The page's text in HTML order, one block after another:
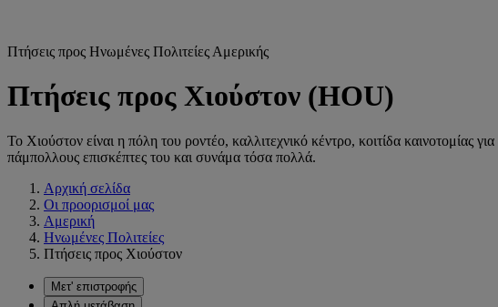
Πτήσεις προς Ηνωμένες Πολιτείες Αμερικής
Πτήσεις προς Χιούστον (HOU)
Το Χιούστον είναι η πόλη του ροντέο, καλλιτεχνικό κέντρο, κοιτίδα καινοτομίας
πάμπολλους επισκέπτες του και συνάμα τόσα πολλά.
Αρχική σελίδα
Οι προορισμοί μας
Αμερική
Ηνωμένες Πολιτείες
Πτήσεις προς Χιούστον
Μετ' επιστροφής